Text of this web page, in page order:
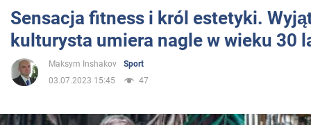
Sport
Rozrywka
Sensacja fitness i król estetyki.
kulturysta umiera nagle w wieku 30
Maksym Inshakov
Sport
03.07.2023 15:45
47